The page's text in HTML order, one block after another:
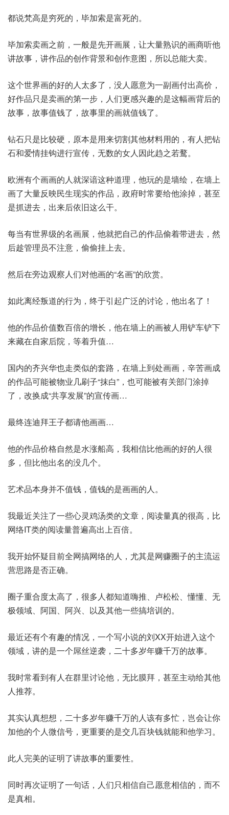
都说梵高是穷死的，毕加索是富死的。
毕加索卖画之前，一般是先开画展，让大量熟识的画商听他
讲故事，讲作品的创作背景和创作意图，所以总能大卖。
这个世界画的好的人太多了，没人愿意为一副画付出高价，
好作品只是卖画的第一步，人们更感兴趣的是这幅画背后的
故事，故事值钱了，故事里的画就值钱了。
钻石只是比较硬，原本是用来切割其他材料用的，有人把钻
石和爱情挂钩进行宣传，无数的女人因此趋之若鹜。
欧洲有个画画的人就深谙这种道理，他玩的是墙绘，在墙上
画了大量反映民生现实的作品，政府时常要给他涂掉，甚至
是抓进去，出来后依旧这么干。
每当有世界级的名画展，他就把自己的作品偷着带进去，然
后趁管理员不注意，偷偷挂上去。
然后在旁边观察人们对他画的“名画”的欣赏。
如此离经叛道的行为，终于引起广泛的讨论，他出名了！
他的作品价值数百倍的增长，他在墙上的画被人用铲车铲下
来藏在自家后院，等着升值…
国内的齐兴华也走类似的套路，在墙上到处画画，辛苦画成
的作品可能被物业几刷子“抹白”，也可能被有关部门涂掉
了，改换成“共享发展”的宣传画…
最终连迪拜王子都请他画画…
他的作品价格自然是水涨船高，我相信比他画的好的人很
多，但比他出名的没几个。
艺术品本身并不值钱，值钱的是画画的人。
我最近关注了一些心灵鸡汤类的文章，阅读量真的很高，比
网络IT类的阅读量普遍高出上百倍。
我开始怀疑目前全网搞网络的人，尤其是网赚圈子的主流运
营思路是否正确。
圈子重合度太高了，很多人都知道嗨推、卢松松、懂懂、无
极领域、阿国、阿兴、以及其他一些搞培训的。
最近还有个有趣的情况，一个写小说的刘XX开始进入这个
领域，讲的是一个屌丝逆袭，二十多岁年赚千万的故事。
我时常看到有人在群里讨论他，无比膜拜，甚至主动给其他
人推荐。
其实认真想想，二十多岁年赚千万的人该有多忙，岂会让你
加他的个人微信号，更重要的是交几百块钱就能和他学习。
此人完美的证明了讲故事的重要性。
同时再次证明了一句话，人们只相信自己愿意相信的，而不
是真相。